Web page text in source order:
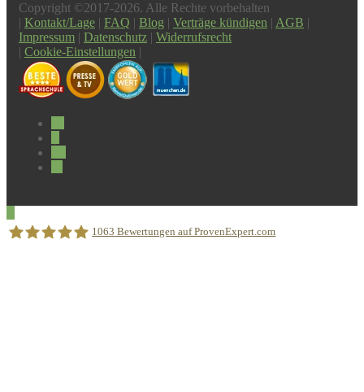
Copyright ©2017-2026. Alle Rechte vorbehalten
| Kontakt/Lage | FAQ | Blog | Verträge kündigen | AGB |
Impressum | Datenschutz | Widerrufsrecht
| Cookie-Einstellungen |
1063 Bewertungen auf ProvenExpert.com